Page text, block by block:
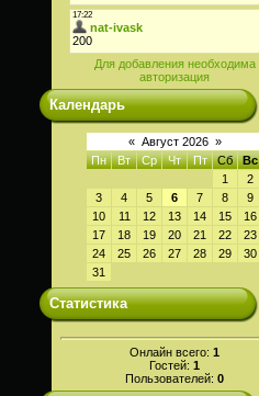
Для добавления необходима
авторизация
Календарь
« Август 2026 »
Пн
Вт Ср Чт Пт Сб
Вс
1
2
3
4 5 6 7 8
9
10
11 12 13 14 15
16
17
18 19 20 21 22
23
24
25 26 27 28 29
30
31
Статистика
Онлайн всего: 1
Гостей: 1
Пользователей: 0